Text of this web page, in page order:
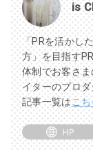
is
「PRを活かし
方」を目指す
体制でお客さ
イターのプロ
記事一覧はこち